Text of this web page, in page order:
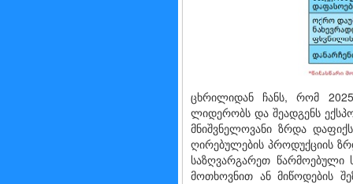
ცხრილიდან ჩანს, რომ 2025
ლიდერობს და შეადგენს
მნიშვნელოვანი ზრდა
ღირებულების პროდუქციის
საზღვარგარეთ წარმოებული
მოთხოვნით ან მიწოდების